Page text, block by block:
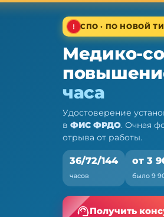
СПО · ПО НОВОЙ
Медико-
часа
Удостоверение
в ФИС ФРДО. Очная
отрыва от работы.
36/72/144
часов
от 3
было 9
Получить